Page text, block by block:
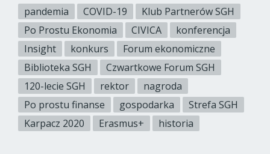
pandemia COVID-19
Klub Partnerów SGH
Po Prostu Ekonomia
CIVICA
konferencja
Insight
konkurs
Forum ekonomiczne
Biblioteka SGH
Czwartkowe Forum SGH
120-lecie SGH
rektor
nagroda
Po prostu finanse
gospodarka
Strefa SGH
Karpacz 2020
Erasmus+ historia